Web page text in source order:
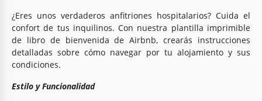
¿Eres unos verdaderos anfitriones hospitalarios? Cuida el
confort de tus inquilinos. Con nuestra plantilla imprimible
de libro de bienvenida de Airbnb, crearás instrucciones
detalladas sobre cómo navegar por tu alojamiento y sus
condiciones.
Estilo y Funcionalidad